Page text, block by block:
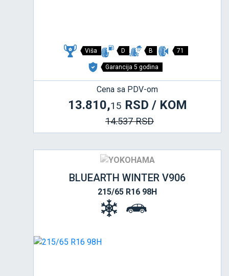
Viša D B 71
Garancija 5 godina
Cena sa PDV-om
13.810,15 RSD / KOM
14.537 RSD
BLUEARTH WINTER V906
215/65 R16 98H